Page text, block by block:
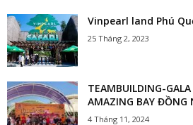
Vinpearl land Phú
25 Tháng 2, 2023
TEAMBUILDING-
AMAZING BAY ĐỒNG
4 Tháng 11, 2024